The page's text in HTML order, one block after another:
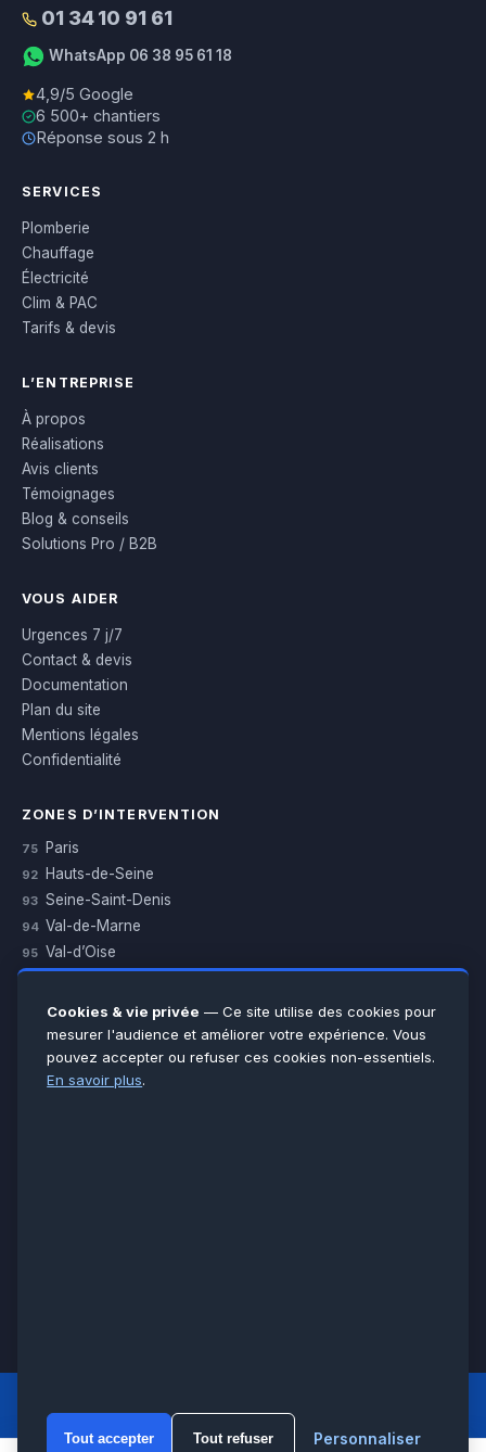
01 34 10 91 61
WhatsApp 06 38 95 61 18
4,9/5 Google
6 500+ chantiers
Réponse sous 2 h
SERVICES
Plomberie
Chauffage
Électricité
Clim & PAC
Tarifs & devis
L’ENTREPRISE
À propos
Réalisations
Avis clients
Témoignages
Blog & conseils
Solutions Pro / B2B
VOUS AIDER
Urgences 7 j/7
Contact & devis
Documentation
Plan du site
Mentions légales
Confidentialité
ZONES D’INTERVENTION
75 Paris
92 Hauts-de-Seine
93 Seine-Saint-Denis
94 Val-de-Marne
95 Val-d’Oise
Essonne
Seine-et-Marne
Voir toutes les villes →
LCM
Cookies & vie privée — Ce site utilise des cookies pour
mesurer l'audience et améliorer votre expérience. Vous
pouvez accepter ou refuser ces cookies non-essentiels.
En savoir plus.
Tout accepter Tout refuser Personnaliser